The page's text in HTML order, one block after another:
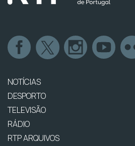
NOTÍCIAS
DESPORTO
TELEVISÃO
RÁDIO
RTP ARQUIVOS